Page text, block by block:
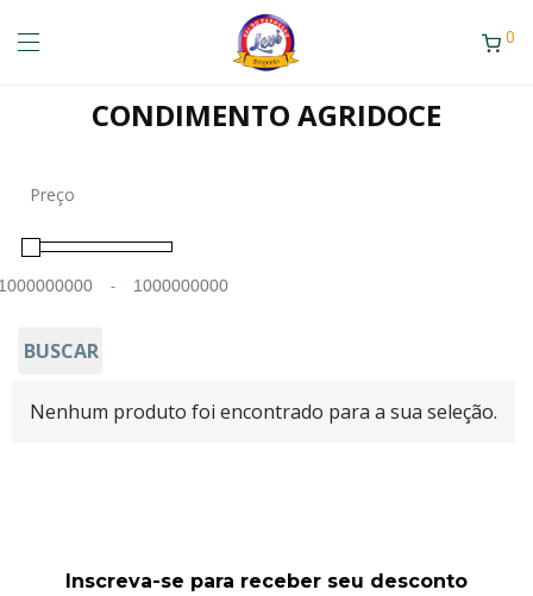
0
CONDIMENTO AGRIDOCE
Preço
-
BUSCAR
Nenhum produto foi encontrado para a sua seleção.
Inscreva-se para receber seu desconto